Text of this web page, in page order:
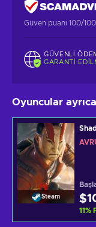
Güven puanı 100/100
GÜVENLI
GARANTI
Oyuncular
Steam
11%